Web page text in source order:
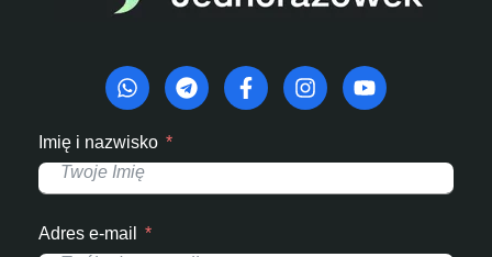
Imię i nazwisko
Adres e-mail